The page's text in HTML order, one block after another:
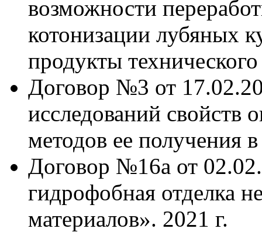
возможности
котонизации лубяных
продукты
Договор №3 от
исследований свойств
методов ее получения
Договор №16а от
гидрофобная отделка
материалов». 2021 г.